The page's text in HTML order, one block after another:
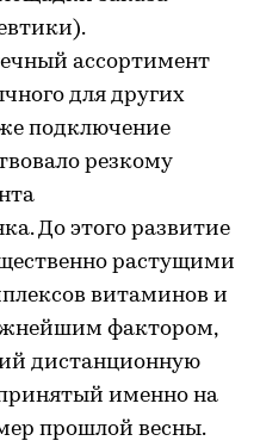
ассортимент
для других
подключение
резкому
До этого развитие
растущими
витаминов и
фактором,
дистанционную
именно на
прошлой весны.